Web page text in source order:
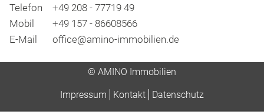
Telefon
+49 208 - 77719 49
Mobil
+49 157 - 86608566
E-Mail
office@amino-immobilien.de
© AMINO Immobilien
Impressum Kontakt Datenschutz